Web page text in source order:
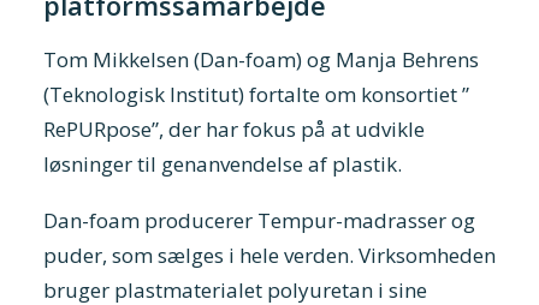
Tom Mikkelsen (Dan-foam) og Manja Behrens
(Teknologisk Institut) fortalte om konsortiet ”
RePURpose”, der har fokus på at udvikle
løsninger til genanvendelse af plastik.
Dan-foam producerer Tempur-madrasser og
puder, som sælges i hele verden. Virksomheden
bruger plastmaterialet polyuretan i sine